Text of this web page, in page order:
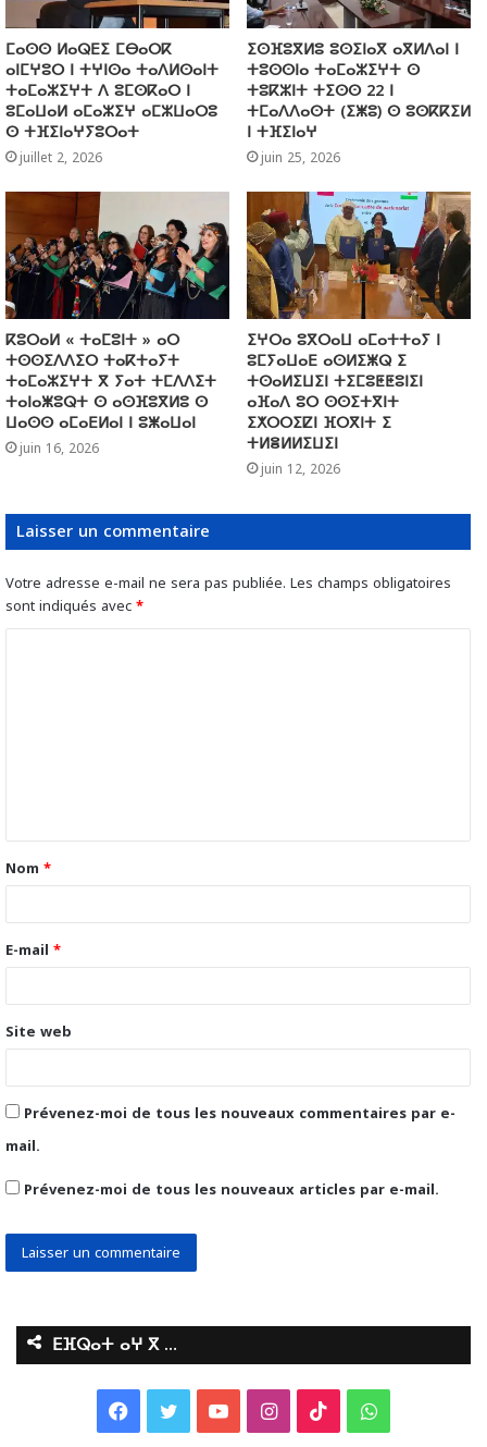
ⵎⴰⵙⵙ ⵍⴰⵕⴹⵉ ⵎⴱⴰⵔⴽ
ⴰⵏⵎⵖⵓⵔ ⵏ ⵜⵖⵏⵙⴰ ⵜⴰⴷⵍⵙⴰⵏⵜ
ⵜⴰⵎⴰⵣⵉⵖⵜ ⴷ ⵓⵎⵙⴽⴰⵔ ⵏ
ⵓⵎⴰⵡⴰⵍ ⴰⵎⴰⵣⵉⵖ ⴰⵎⵣⵡⴰⵔⵓ
ⵙ ⵜⴼⵉⵏⴰⵖⵢⵓⵔⴰⵜ
juillet 2, 2026
ⵉⵙⴼⵓⴳⵍⵓ ⵓⵙⵉⵏⴰⴳ ⴰⴳⵍⴷⴰⵏ ⵏ
ⵜⵓⵙⵙⵏⴰ ⵜⴰⵎⴰⵣⵉⵖⵜ ⵙ
ⵜⵓⴽⵣⵏⵜ ⵜⵉⵙⵙ 22 ⵏ
ⵜⵎⴰⴷⴷⴰⵙⵜ (ⵉⵥⵓ) ⵙ ⵓⵙⴽⴽⵉⵍ
ⵏ ⵜⴼⵉⵏⴰⵖ
juin 25, 2026
ⴽⵓⵔⴰⵍ « ⵜⴰⵎⵓⵏⵜ » ⴰⵔ
ⵜⵙⵙⵉⴷⴷⵉⵔ ⵜⴰⴽⵜⴰⵢⵜ
ⵜⴰⵎⴰⵣⵉⵖⵜ ⴳ ⵢⴰⵜ ⵜⵎⴷⴷⵉⵜ
ⵜⴰⵏⴰⵥⵓⵕⵜ ⵙ ⴰⵙⴼⵓⴳⵍⵓ ⵙ
ⵡⴰⵙⵙ ⴰⵎⴰⴹⵍⴰⵏ ⵏ ⵓⵥⴰⵡⴰⵏ
juin 16, 2026
ⵉⵖⵔⴰ ⵓⴳⵔⴰⵡ ⴰⵎⴰⵜⵜⴰⵢ ⵏ
ⵓⵎⵢⴰⵡⴰⴹ ⴰⵙⵍⵉⵥⵕ ⵉ
ⵜⵙⴰⵍⵉⵡⵉⵏ ⵜⵉⵎⵓⵟⵟⵓⵏⵉⵏ
ⴰⴼⴰⴷ ⵓⵔ ⵙⵙⵉⵜⴳⵏⵜ
ⵉⵅⵔⵔⵉⵇⵏ ⴼⵔⴳⵏⵜ ⵉ
ⵜⵍⴻⵍⵍⵉⵡⵉⵏ
juin 12, 2026
Laisser un commentaire
Votre adresse e-mail ne sera pas publiée. Les champs obligatoires
sont indiqués avec*
t
a
e
*
Nom *
E-mail *
Site web
Prévenez-moi de tous les nouveaux commentaires par e-
mail.
Prévenez-moi de tous les nouveaux articles par e-mail.
ⴹⴼⵕⴰⵜ ⴰⵖ ⴳ …
I
W